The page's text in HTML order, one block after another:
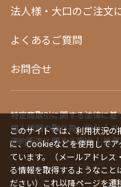
法人様・大口のご注文
よくあるご質問
お問合せ
特定商取引に関する法律に基
個人情報の取り扱い指針
予約販売に関する規約
推
このサイトでは、利用状況
に、Cookieなどを使用して
ています。（メールアドレ
る情報を取得するようなこと
ださい）これ以降ページを